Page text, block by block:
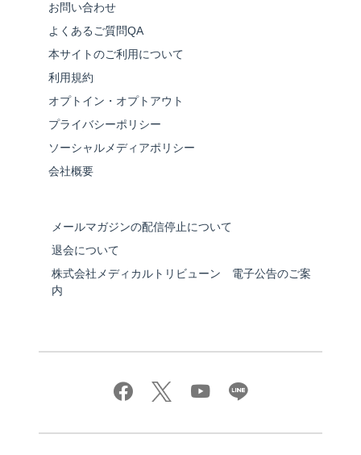
お問い合わせ
よくあるご質問QA
本サイトのご利用について
利用規約
オプトイン・オプトアウト
プライバシーポリシー
ソーシャルメディアポリシー
会社概要
メールマガジンの配信停止について
退会について
株式会社メディカルトリビューン 電子公告のご案
内